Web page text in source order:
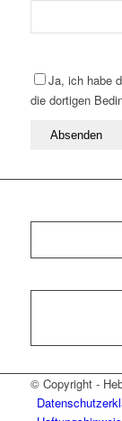
Ja, ich habe
die dortigen
© Copyright -